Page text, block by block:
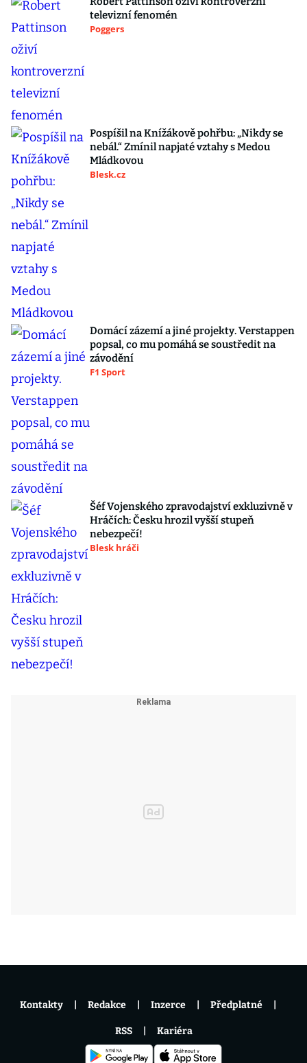
televizní fenomén
Poggers
Pospíšil na Knížákově pohřbu: „Nikdy se
nebál.“ Zmínil napjaté vztahy s Medou
Mládkovou
Blesk.cz
Domácí zázemí a jiné projekty. Verstappen
popsal, co mu pomáhá se soustředit na
závodění
F1 Sport
Šéf Vojenského zpravodajství exkluzivně v
Hráčích: Česku hrozil vyšší stupeň
nebezpečí!
Blesk hráči
Kontakty Redakce Inzerce Předplatné
RSS Kariéra